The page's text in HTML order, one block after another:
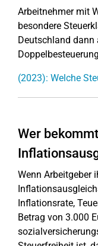
Arbeitnehmer mit
besondere
Deutschland dann
(2023): Welche
Wer
Wenn Arbeitgeber
Inflationsrate,
Betrag von 3.000